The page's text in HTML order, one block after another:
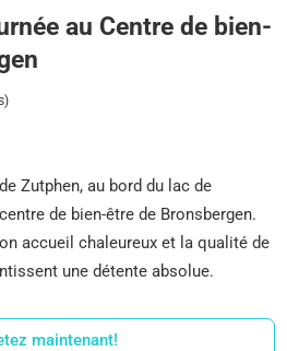
au Centre de bien-
Zutphen, au bord du lac de
de bien-être de Bronsbergen.
accueil chaleureux et la qualité de
une détente absolue.
maintenant!